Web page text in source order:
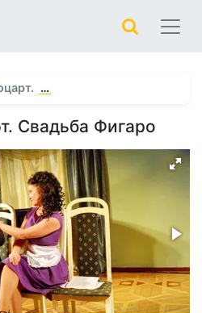
…
Свадьба Фигаро